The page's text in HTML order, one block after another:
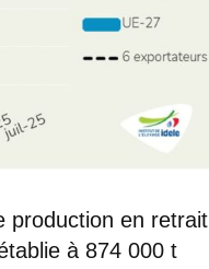
production en retrait
à 874 000 t